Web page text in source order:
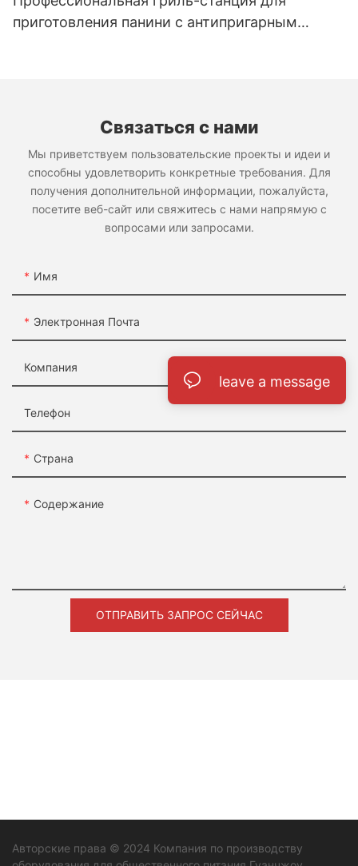
приготовления панини с антипригарным
Связаться с нами
Мы приветствуем пользовательские проекты и идеи и
способны удовлетворить конкретные требования. Для
получения дополнительной информации, пожалуйста,
посетите веб-сайт или свяжитесь с нами напрямую с
вопросами или запросами.
Имя
Электронная Почта
Компания
Телефон
Страна
Содержание
ОТПРАВИТЬ ЗАПРОС СЕЙЧАС
Авторские права © 2024 Компания по производству
leave a message